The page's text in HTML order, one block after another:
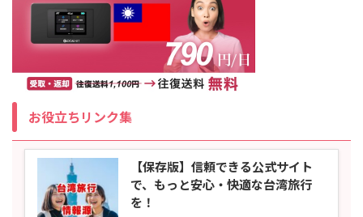
お役立ちリンク集
【保存版】信頼できる公式サイト
で、もっと安心・快適な台湾旅行
を！